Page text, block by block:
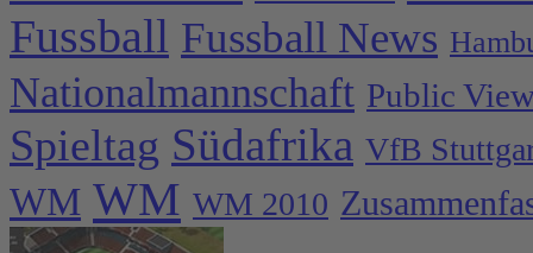
Fussball Fussball News
Nationalmannschaft Public
Spieltag Südafrika VfB
WM WM WM 2010